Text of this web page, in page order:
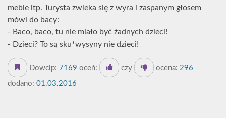
meble itp. Turysta zwleka się z wyra i zaspanym głosem
mówi do bacy:
- Baco, baco, tu nie miało być żadnych dzieci!
- Dzieci? To są sku*wysyny nie dzieci!
Dowcip: 7169 oceń: czy ocena: 296
dodano: 01.03.2016